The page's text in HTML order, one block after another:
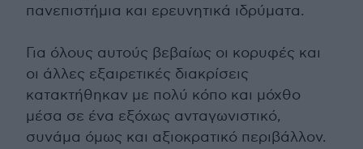
πανεπιστήμια και ερευνητικά ιδρύματα.
Για όλους αυτούς βεβαίως οι κορυφές και
οι άλλες εξαιρετικές διακρίσεις
κατακτήθηκαν με πολύ κόπο και μόχθο
μέσα σε ένα εξόχως ανταγωνιστικό,
συνάμα όμως και αξιοκρατικό περιβάλλον.